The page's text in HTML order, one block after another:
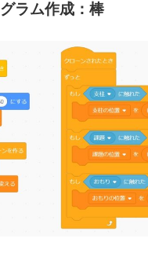
ラム作成：棒